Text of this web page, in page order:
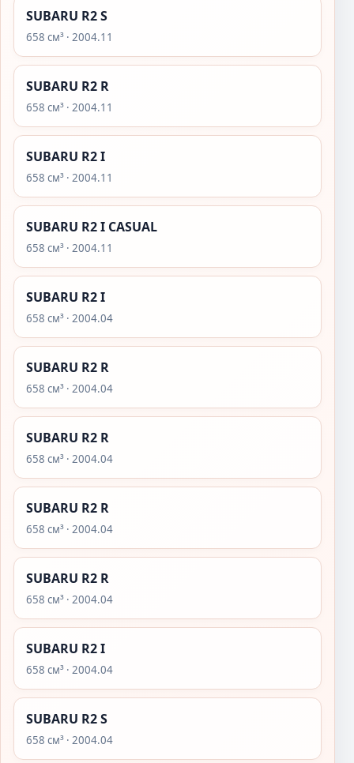
SUBARU R2 S
658 см³ · 2004.11
SUBARU R2 R
658 см³ · 2004.11
SUBARU R2 I
658 см³ · 2004.11
SUBARU R2 I CASUAL
658 см³ · 2004.11
SUBARU R2 I
658 см³ · 2004.04
SUBARU R2 R
658 см³ · 2004.04
SUBARU R2 R
658 см³ · 2004.04
SUBARU R2 R
658 см³ · 2004.04
SUBARU R2 R
658 см³ · 2004.04
SUBARU R2 I
658 см³ · 2004.04
SUBARU R2 S
658 см³ · 2004.04